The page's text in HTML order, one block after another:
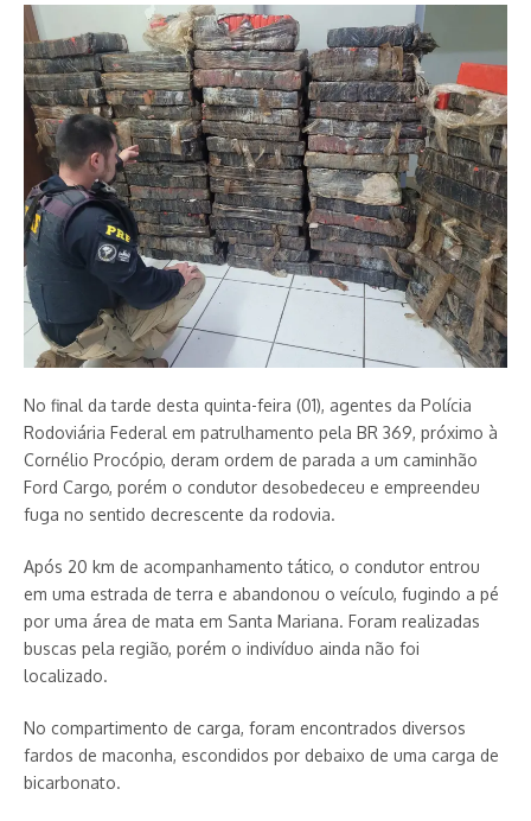
No final da tarde desta quinta-feira (01), agentes da Polícia
Rodoviária Federal em patrulhamento pela BR 369, próximo à
Cornélio Procópio, deram ordem de parada a um caminhão
Ford Cargo, porém o condutor desobedeceu e empreendeu
fuga no sentido decrescente da rodovia.
Após 20 km de acompanhamento tático, o condutor entrou
em uma estrada de terra e abandonou o veículo, fugindo a pé
por uma área de mata em Santa Mariana. Foram realizadas
buscas pela região, porém o indivíduo ainda não foi
localizado.
No compartimento de carga, foram encontrados diversos
fardos de maconha, escondidos por debaixo de uma carga de
bicarbonato.